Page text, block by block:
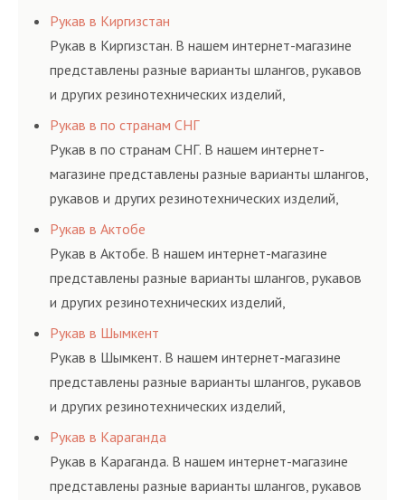
соответствующих ГОСТам, техническим условиям
и нормативам.
Рукав в Киргизстан
Рукав в Киргизстан. В нашем интернет-магазине
представлены разные варианты шлангов, рукавов
и других резинотехнических изделий,
соответствующих ГОСТам, техническим условиям
и нормативам.
Рукав в по странам СНГ
Рукав в по странам СНГ. В нашем интернет-
магазине представлены разные варианты шлангов,
рукавов и других резинотехнических изделий,
соответствующих ГОСТам, техническим условиям
и нормативам.
Рукав в Актобе
Рукав в Актобе. В нашем интернет-магазине
представлены разные варианты шлангов, рукавов
и других резинотехнических изделий,
соответствующих ГОСТам, техническим условиям
и нормативам.
Рукав в Шымкент
Рукав в Шымкент. В нашем интернет-магазине
представлены разные варианты шлангов, рукавов
и других резинотехнических изделий,
соответствующих ГОСТам, техническим условиям
и нормативам.
Рукав в Караганда
Рукав в Караганда. В нашем интернет-магазине
представлены разные варианты шлангов, рукавов